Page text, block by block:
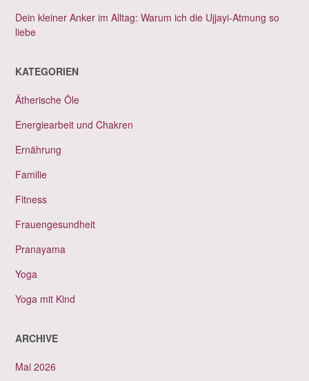
Dein kleiner Anker im Alltag: Warum ich die Ujjayi-Atmung so
liebe
KATEGORIEN
Ätherische Öle
Energiearbeit und Chakren
Ernährung
Familie
Fitness
Frauengesundheit
Pranayama
Yoga
Yoga mit Kind
ARCHIVE
Mai 2026